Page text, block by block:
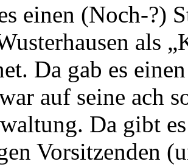
einen (Noch-?)
als
Da gab es
auf seine ach
Da gibt
Vorsitzenden